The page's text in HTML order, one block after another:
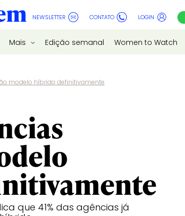
NEWSLETTER CONTATO LOGIN
Mais Edição semanal Women to Watch
modelo híbrido definitivamente
que 41% das agências já